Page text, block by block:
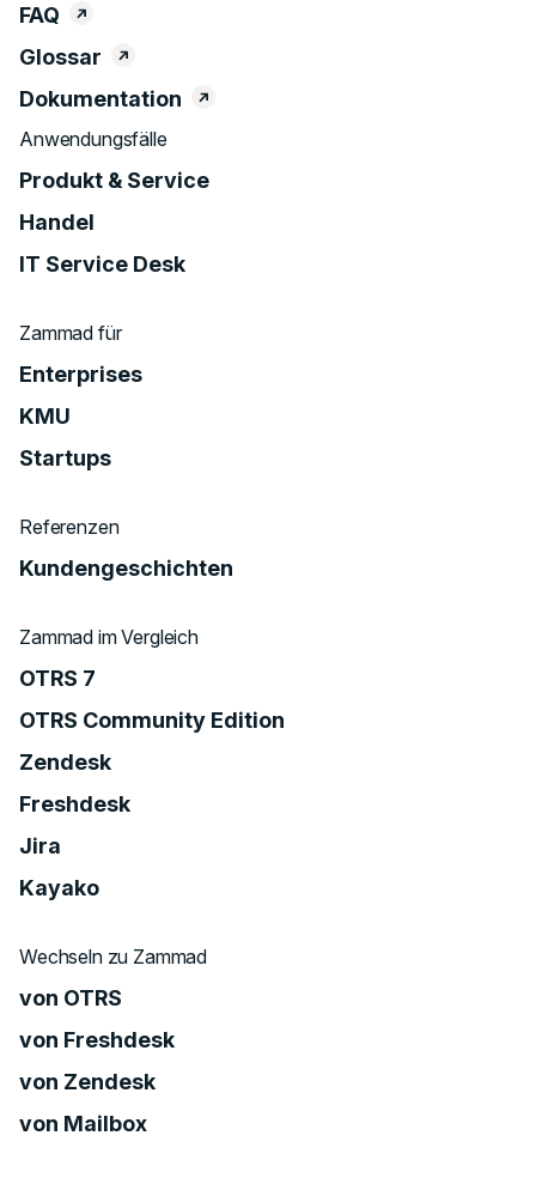
FAQ
Glossar
Dokumentation
Anwendungsfälle
Produkt & Service
Handel
IT Service Desk
Zammad für
Enterprises
KMU
Startups
Referenzen
Kundengeschichten
Zammad im Vergleich
OTRS 7
OTRS Community Edition
Zendesk
Freshdesk
Jira
Kayako
Wechseln zu Zammad
von OTRS
von Freshdesk
von Zendesk
von Mailbox